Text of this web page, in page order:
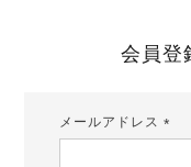
会員登
メールアドレス